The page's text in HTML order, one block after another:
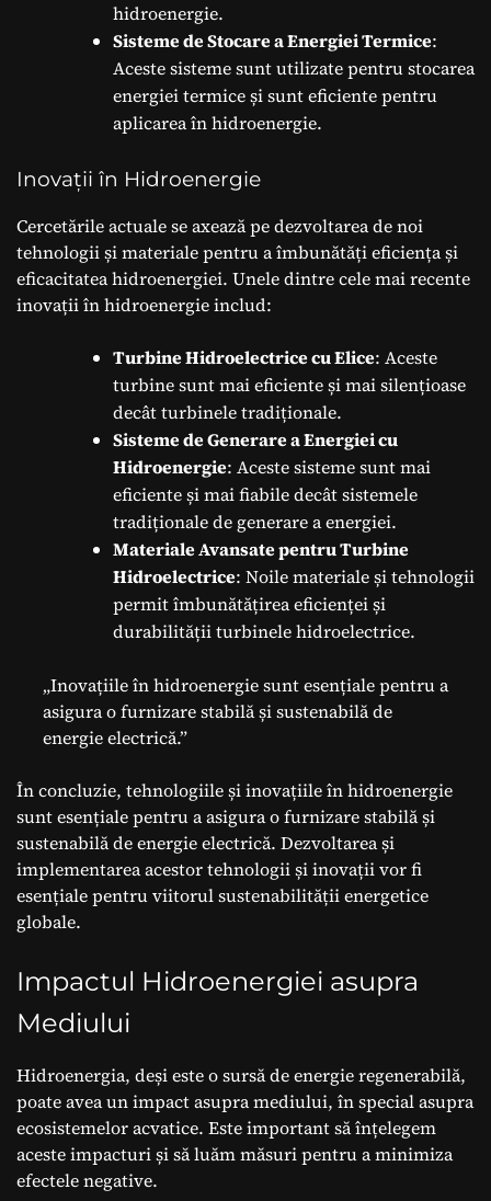
hidroenergie.
Sisteme de Stocare a Energiei Termice:
Aceste sisteme sunt utilizate pentru stocarea
energiei termice și sunt eficiente pentru
aplicarea în hidroenergie.
Inovații în Hidroenergie
Cercetările actuale se axează pe dezvoltarea de noi
tehnologii și materiale pentru a îmbunătăți eficiența și
eficacitatea hidroenergiei. Unele dintre cele mai recente
inovații în hidroenergie includ:
Turbine Hidroelectrice cu Elice: Aceste
turbine sunt mai eficiente și mai silențioase
decât turbinele tradiționale.
Sisteme de Generare a Energiei cu
Hidroenergie: Aceste sisteme sunt mai
eficiente și mai fiabile decât sistemele
tradiționale de generare a energiei.
Materiale Avansate pentru Turbine
Hidroelectrice: Noile materiale și tehnologii
permit îmbunătățirea eficienței și
durabilității turbinele hidroelectrice.
„Inovațiile în hidroenergie sunt esențiale pentru a
asigura o furnizare stabilă și sustenabilă de
energie electrică.”
În concluzie, tehnologiile și inovațiile în hidroenergie
sunt esențiale pentru a asigura o furnizare stabilă și
sustenabilă de energie electrică. Dezvoltarea și
implementarea acestor tehnologii și inovații vor fi
esențiale pentru viitorul sustenabilității energetice
globale.
Impactul Hidroenergiei asupra
Mediului
Hidroenergia, deși este o sursă de energie regenerabilă,
poate avea un impact asupra mediului, în special asupra
ecosistemelor acvatice. Este important să înțelegem
aceste impacturi și să luăm măsuri pentru a minimiza
efectele negative.